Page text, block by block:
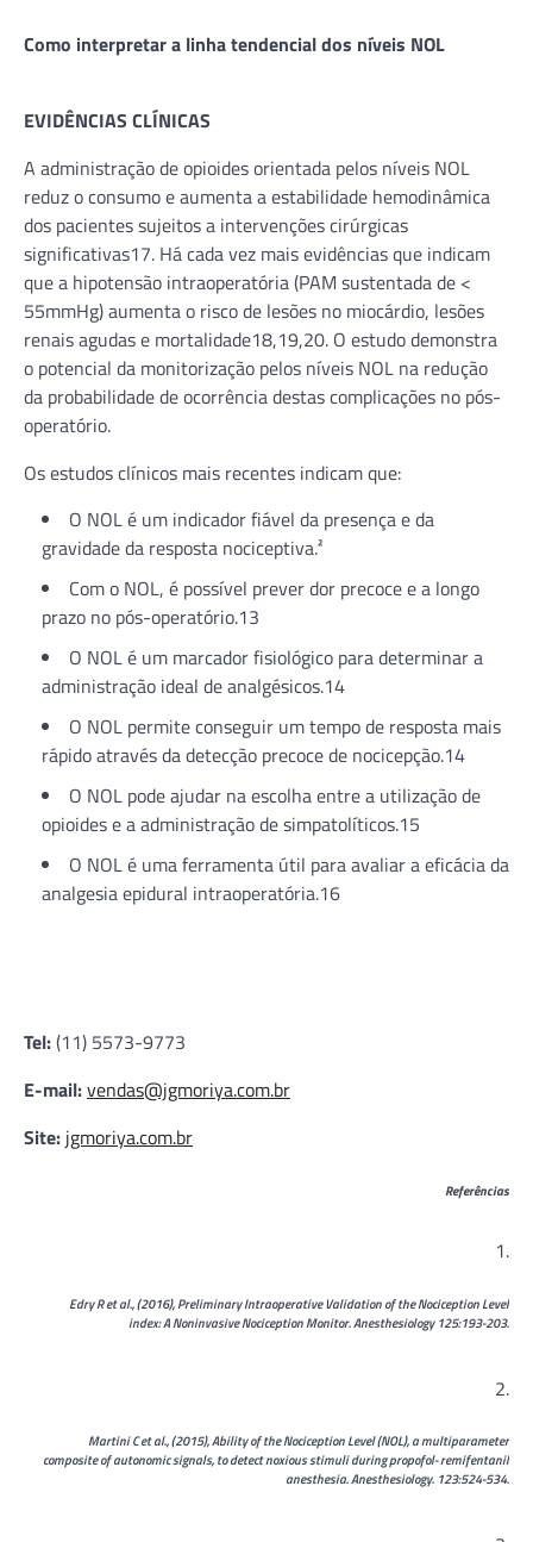
Como interpretar a linha tendencial dos níveis NOL
EVIDÊNCIAS CLÍNICAS
A administração de opioides orientada pelos níveis NOL
reduz o consumo e aumenta a estabilidade hemodinâmica
dos pacientes sujeitos a intervenções cirúrgicas
significativas17. Há cada vez mais evidências que indicam
que a hipotensão intraoperatória (PAM sustentada de <
55mmHg) aumenta o risco de lesões no miocárdio, lesões
renais agudas e mortalidade18,19,20. O estudo demonstra
o potencial da monitorização pelos níveis NOL na redução
da probabilidade de ocorrência destas complicações no pós-
operatório.
Os estudos clínicos mais recentes indicam que:
O NOL é um indicador fiável da presença e da
gravidade da resposta nociceptiva.²
Com o NOL, é possível prever dor precoce e a longo
prazo no pós-operatório.13
O NOL é um marcador fisiológico para determinar a
administração ideal de analgésicos.14
O NOL permite conseguir um tempo de resposta mais
rápido através da detecção precoce de nocicepção.14
O NOL pode ajudar na escolha entre a utilização de
opioides e a administração de simpatolíticos.15
O NOL é uma ferramenta útil para avaliar a eficácia da
analgesia epidural intraoperatória.16
Tel:(11) 5573-9773
E-mail:vendas@jgmoriya.com.br
Site: jgmoriya.com.br
Referências
Edry R et al., (2016), Preliminary Intraoperative Validation of the Nociception Level
index: A Noninvasive Nociception Monitor. Anesthesiology 125:193-203.
Martini C et al., (2015), Ability of the Nociception Level (NOL), a multiparameter
composite of autonomic signals, to detect noxious stimuli during propofol- remifentanil
anesthesia. Anesthesiology. 123:524-534.